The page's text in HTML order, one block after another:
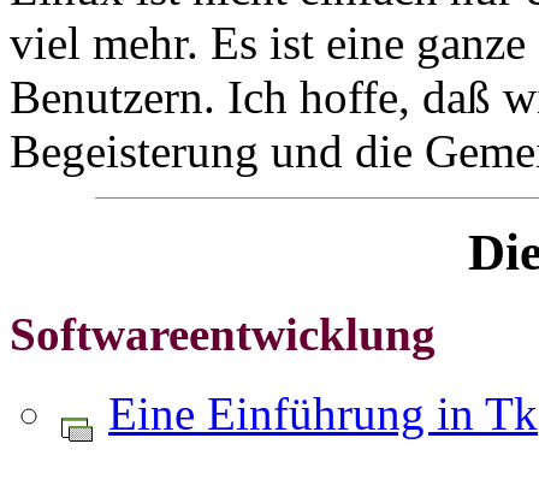
viel mehr. Es ist eine
Benutzern. Ich hoffe, daß
Begeisterung und die
Softwareentwicklung
Eine Einführung in Tk